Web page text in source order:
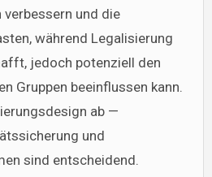
und die
während Legalisierung
jedoch potenziell den
Gruppen beeinflussen kann.
ab —
und
sind entscheidend.